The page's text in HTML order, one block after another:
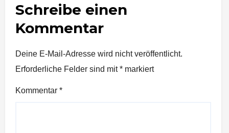
Schreibe einen
Kommentar
Deine E-Mail-Adresse wird nicht veröffentlicht.
Erforderliche Felder sind mit* markiert
Kommentar *